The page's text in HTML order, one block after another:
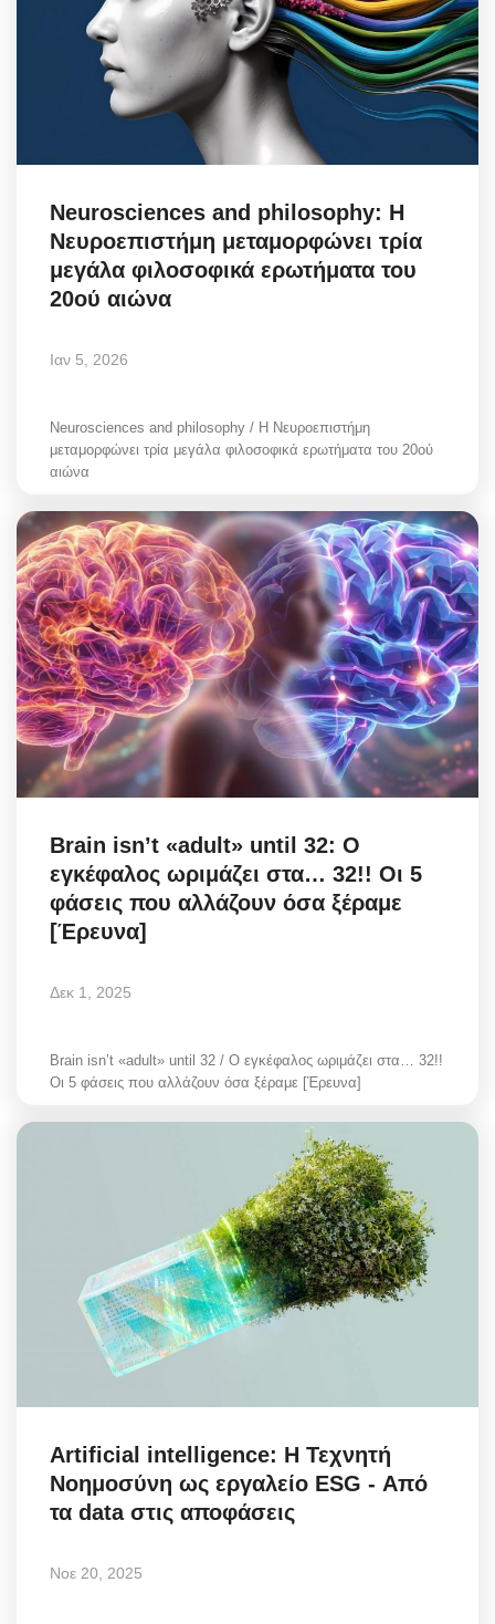
Neurosciences and philosophy: H
Νευροεπιστήμη μεταμορφώνει τρία
μεγάλα φιλοσοφικά ερωτήματα του
20ού αιώνα
Ιαν 5, 2026
Neurosciences and philosophy / H Νευροεπιστήμη
μεταμορφώνει τρία μεγάλα φιλοσοφικά ερωτήματα του 20ού
αιώνα
Brain isn’t «adult» until 32: Ο
εγκέφαλος ωριμάζει στα… 32!! Οι 5
φάσεις που αλλάζουν όσα ξέραμε
[Έρευνα]
Δεκ 1, 2025
Brain isn’t «adult» until 32 / Ο εγκέφαλος ωριμάζει στα… 32!!
Οι 5 φάσεις που αλλάζουν όσα ξέραμε [Έρευνα]
Artificial intelligence: Η Τεχνητή
Νοημοσύνη ως εργαλείο ESG - Από
τα data στις αποφάσεις
Νοε 20, 2025